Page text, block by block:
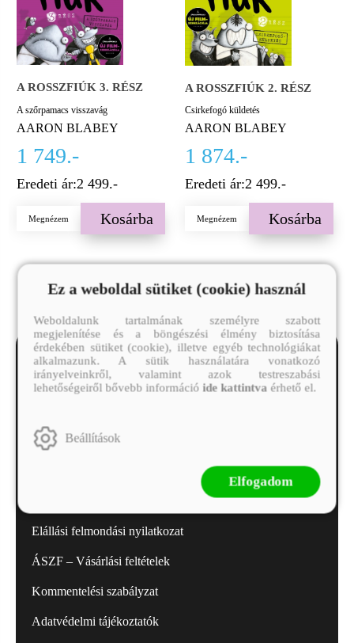
A ROSSZFIÚK 3. RÉSZ
A szőrpamacs visszavág
AARON BLABEY
1 749.-
Eredeti ár:2 499.-
Megnézem Kosárba
A ROSSZFIÚK 2. RÉSZ
Csirkefogó küldetés
AARON BLABEY
1 874.-
Eredeti ár:2 499.-
Megnézem Kosárba
Minden kérdést megválaszolunk!
Elállási felmondási nyilatkozat
ÁSZF – Vásárlási feltételek
Kommentelési szabályzat
Adatvédelmi tájékoztatók
Ez a weboldal sütiket (cookie) használ
Weboldalunk tartalmának személyre szabott
megjelenítése és a böngészési élmény biztosítása
érdekében sütiket (cookie), illetve egyéb technológiákat
alkalmazunk. A sütik használatára vonatkozó
irányelveinkről, valamint azok testreszabási
lehetőségeiről bővebb információ ide kattintva érhető el.
Beállítások
Elfogadom